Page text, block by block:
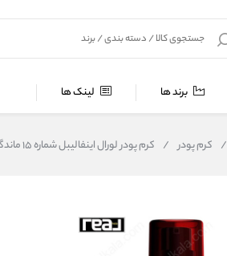
برند ها لینک ها
/ کرم پودر / کرم پودر لورال اینفالیبل شماره ۱۵ ماندگاری ۳۲ ساعته LOreal Infallible 32H Fresh Wear Foundation Porcelain